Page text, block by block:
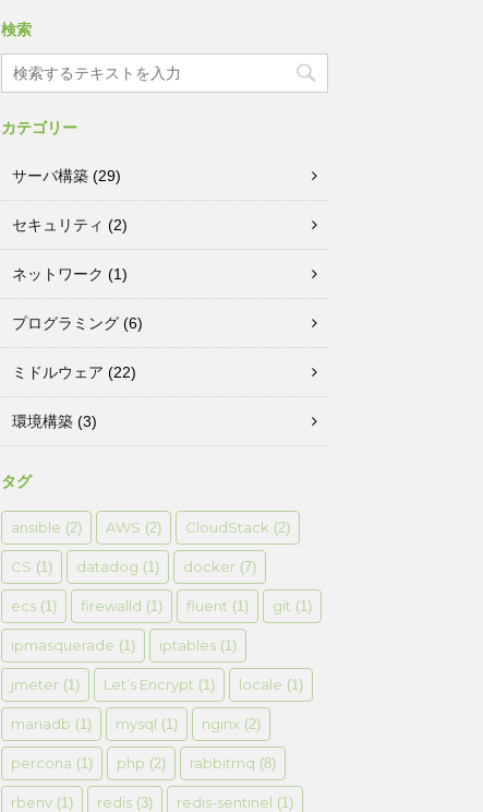
検索
カテゴリー
サーバ構築 (29)
セキュリティ (2)
ネットワーク (1)
プログラミング (6)
ミドルウェア (22)
環境構築 (3)
タグ
ansible (2) AWS (2) CloudStack (2)
CS (1) datadog (1) docker (7)
ecs (1) firewalld (1) fluent (1) git (1)
ipmasquerade (1) iptables (1)
jmeter (1) Let’s Encrypt (1) locale (1)
mariadb (1) mysql (1) nginx (2)
percona (1) php (2) rabbitmq (8)
rbenv (1) redis (3) redis-sentinel (1)